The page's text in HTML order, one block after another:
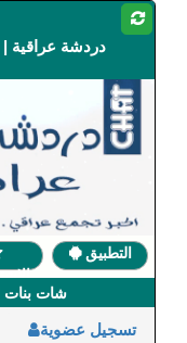
دردشة عراقية
التطبيق
شات بنات
تسجيل عضوية